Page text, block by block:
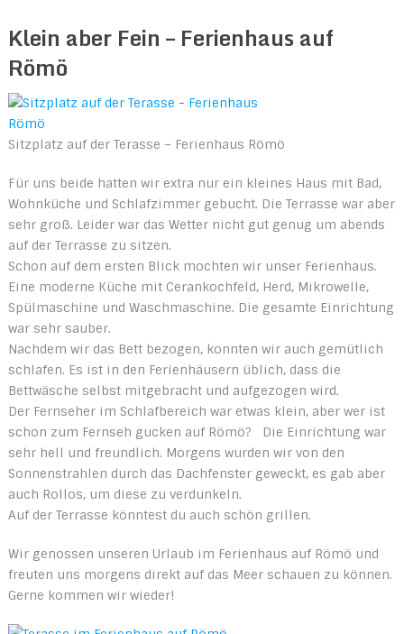
Klein aber Fein – Ferienhaus auf
Römö
Sitzplatz auf der Terasse – Ferienhaus Römö
Für uns beide hatten wir extra nur ein kleines Haus mit Bad,
Wohnküche und Schlafzimmer gebucht. Die Terrasse war aber
sehr groß. Leider war das Wetter nicht gut genug um abends
auf der Terrasse zu sitzen.
Schon auf dem ersten Blick mochten wir unser Ferienhaus.
Eine moderne Küche mit Cerankochfeld, Herd, Mikrowelle,
Spülmaschine und Waschmaschine. Die gesamte Einrichtung
war sehr sauber.
Nachdem wir das Bett bezogen, konnten wir auch gemütlich
schlafen. Es ist in den Ferienhäusern üblich, dass die
Bettwäsche selbst mitgebracht und aufgezogen wird.
Der Fernseher im Schlafbereich war etwas klein, aber wer ist
schon zum Fernseh gucken auf Römö? Die Einrichtung war
sehr hell und freundlich. Morgens wurden wir von den
Sonnenstrahlen durch das Dachfenster geweckt, es gab aber
auch Rollos, um diese zu verdunkeln.
Auf der Terrasse könntest du auch schön grillen.
Wir genossen unseren Urlaub im Ferienhaus auf Römö und
freuten uns morgens direkt auf das Meer schauen zu können.
Gerne kommen wir wieder!